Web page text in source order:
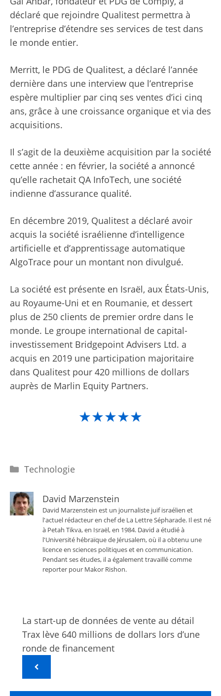
déclaré que rejoindre Qualitest permettra à
l’entreprise d’étendre ses services de test dans
le monde entier.
Merritt, le PDG de Qualitest, a déclaré l’année
dernière dans une interview que l’entreprise
espère multiplier par cinq ses ventes d’ici cinq
ans, grâce à une croissance organique et via des
acquisitions.
Il s’agit de la deuxième acquisition par la société
cette année : en février, la société a annoncé
qu’elle rachetait QA InfoTech, une société
indienne d’assurance qualité.
En décembre 2019, Qualitest a déclaré avoir
acquis la société israélienne d’intelligence
artificielle et d’apprentissage automatique
AlgoTrace pour un montant non divulgué.
La société est présente en Israël, aux États-Unis,
au Royaume-Uni et en Roumanie, et dessert
plus de 250 clients de premier ordre dans le
monde. Le groupe international de capital-
investissement Bridgepoint Advisers Ltd. a
acquis en 2019 une participation majoritaire
dans Qualitest pour 420 millions de dollars
auprès de Marlin Equity Partners.
★★★★★
Catégories
Technologie
David Marzenstein
David Marzenstein est un journaliste juif israélien et
l'actuel rédacteur en chef de La Lettre Sépharade. Il est né
à Petah Tikva, en Israël, en 1984. David a étudié à
l'Université hébraïque de Jérusalem, où il a obtenu une
licence en sciences politiques et en communication.
Pendant ses études, il a également travaillé comme
reporter pour Makor Rishon.
La start-up de données de vente au détail
Trax lève 640 millions de dollars lors d’une
ronde de financement